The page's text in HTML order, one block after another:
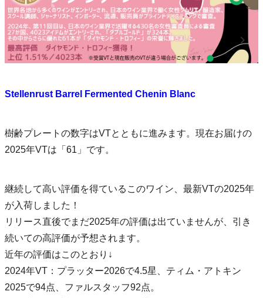
Stellenrust Barrel Fermented Chenin Blanc
樹齢プレートの数字はVTとともに進みます。現在お届けの
2025年VTは「61」です。
継続して高い評価を得ているこのワイン、最新VTの2025年
が入荷しました！
リリース直後でまだ2025年の評価は出ていませんが、引き
続いての高評価が予想されます。
近年の評価はこのとおり↓
2024年VT：プラッター2026で4.5星、ティム・アトキン
2025で94点、ファルスタッフ92点。